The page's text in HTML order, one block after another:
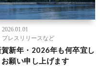
2026.01.01
プレスリリースなど
新年・2026年も何卒宜し
お願い申し上げます